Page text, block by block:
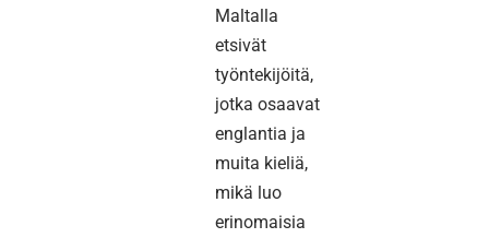
Maltalla
etsivät
työntekijöitä,
jotka osaavat
englantia ja
muita kieliä,
mikä luo
erinomaisia